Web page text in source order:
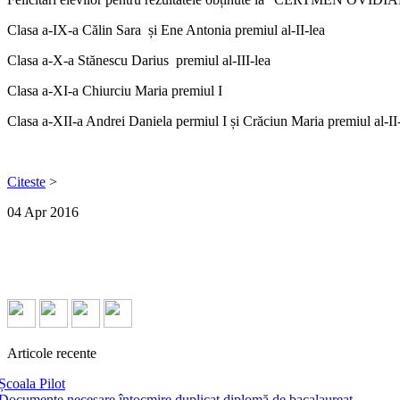
Clasa a-IX-a Călin Sara și Ene Antonia premiul al-II-lea
Clasa a-X-a Stănescu Darius premiul al-III-lea
Clasa a-XI-a Chiurciu Maria premiul I
Clasa a-XII-a Andrei Daniela permiul I și Crăciun Maria premiul al-
Citeste >
04 Apr 2016
Articole recente
Pilot